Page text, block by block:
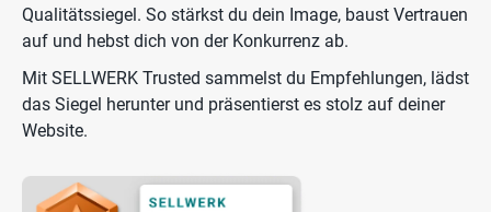
Qualitätssiegel. So stärkst du dein Image, baust Vertrauen
auf und hebst dich von der Konkurrenz ab.
Mit SELLWERK Trusted sammelst du Empfehlungen, lädst
das Siegel herunter und präsentierst es stolz auf deiner
Website.